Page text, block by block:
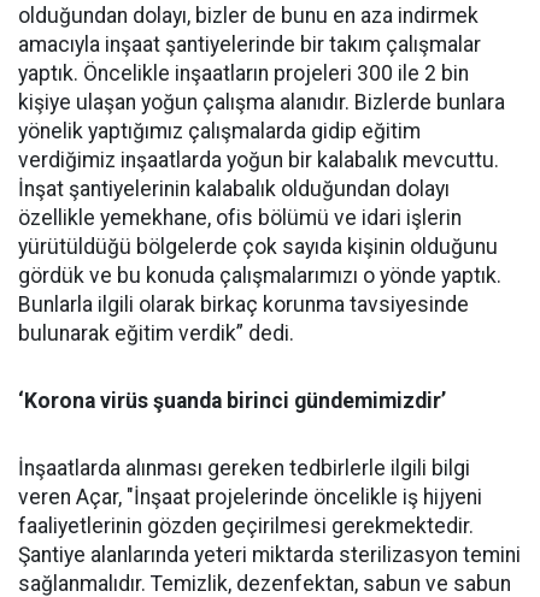
olduğundan dolayı, bizler de bunu en aza indirmek
amacıyla inşaat şantiyelerinde bir takım çalışmalar
yaptık. Öncelikle inşaatların projeleri 300 ile 2 bin
kişiye ulaşan yoğun çalışma alanıdır. Bizlerde bunlara
yönelik yaptığımız çalışmalarda gidip eğitim
verdiğimiz inşaatlarda yoğun bir kalabalık mevcuttu.
İnşat şantiyelerinin kalabalık olduğundan dolayı
özellikle yemekhane, ofis bölümü ve idari işlerin
yürütüldüğü bölgelerde çok sayıda kişinin olduğunu
gördük ve bu konuda çalışmalarımızı o yönde yaptık.
Bunlarla ilgili olarak birkaç korunma tavsiyesinde
bulunarak eğitim verdik” dedi.
‘Korona virüs şuanda birinci gündemimizdir’
İnşaatlarda alınması gereken tedbirlerle ilgili bilgi
veren Açar, "İnşaat projelerinde öncelikle iş hijyeni
faaliyetlerinin gözden geçirilmesi gerekmektedir.
Şantiye alanlarında yeteri miktarda sterilizasyon temini
sağlanmalıdır. Temizlik, dezenfektan, sabun ve sabun